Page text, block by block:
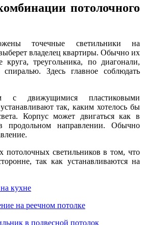
потолочного
точечные светильники на
владелец квартиры. Обычно их
круга, треугольника, по диагонали,
Здесь главное соблюдать
с движущимися пластиковыми
так, каким хотелось бы
Корпус может двигаться как в
направлении. Обычно
потолочных светильников в том, что
так как устанавливаются на